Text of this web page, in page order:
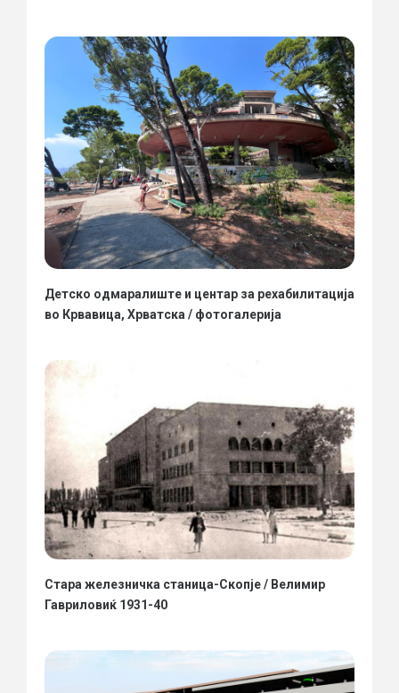
Детско одмаралиште и центар за рехабилитација
во Крвавица, Хрватска / фотогалерија
Стара железничка станица-Скопје / Велимир
Гавриловиќ 1931-40